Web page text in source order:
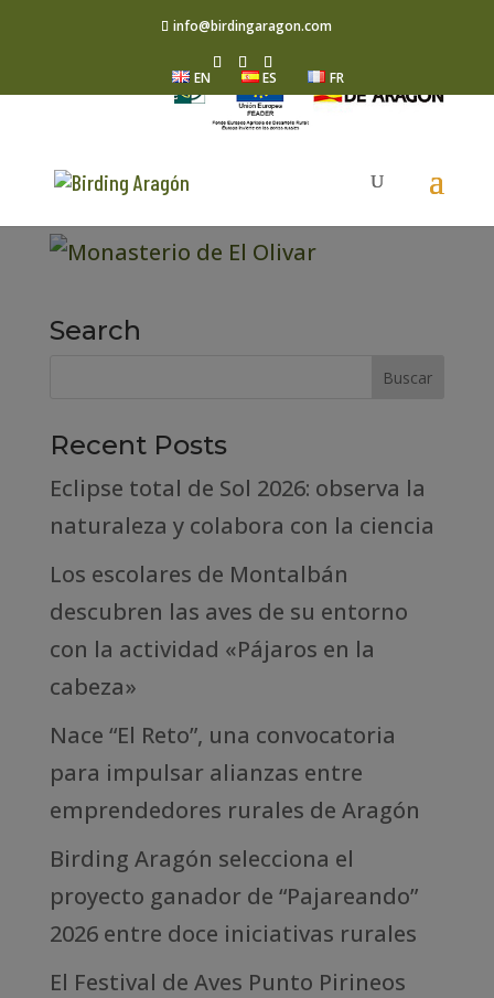
info@birdingaragon.com
EN ES FR
Search
Recent Posts
Eclipse total de Sol 2026: observa la
naturaleza y colabora con la ciencia
Los escolares de Montalbán
descubren las aves de su entorno
con la actividad «Pájaros en la
cabeza»
Nace “El Reto”, una convocatoria
para impulsar alianzas entre
emprendedores rurales de Aragón
Birding Aragón selecciona el
proyecto ganador de “Pajareando”
2026 entre doce iniciativas rurales
El Festival de Aves Punto Pirineos